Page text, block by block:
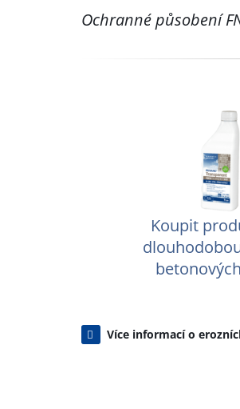
Ochranné působení
Koupit
Více informací o